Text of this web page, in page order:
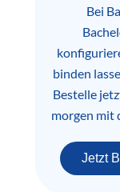
Bei
binden
Bestelle
morgen mit
Jetzt